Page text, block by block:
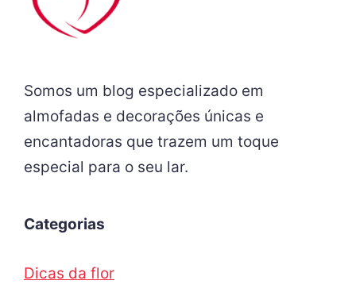
Somos um blog especializado em
almofadas e decorações únicas e
encantadoras que trazem um toque
especial para o seu lar.
Categorias
Dicas da flor